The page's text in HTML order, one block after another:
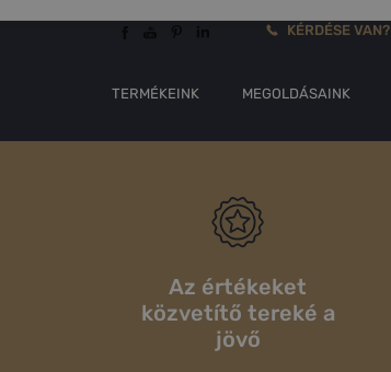
KÉRDÉSE VAN?
TERMÉKEINK MEGOLDÁSAINK
Az értékeket
közvetítő tereké a
jövő